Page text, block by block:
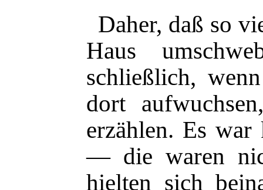
Daher, daß so
Haus
schließlich,
dort
erzählen. Es
— die waren
hielten sich